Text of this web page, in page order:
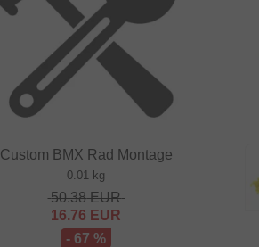
Custom BMX Rad Montage
0.01 kg
50.38EUR
16.76 EUR
- 67 %